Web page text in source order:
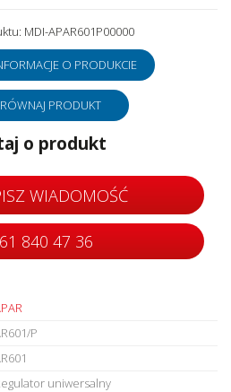
MDI-APAR601P00000
O PRODUKCIE
PRODUKT
o produkt
WIADOMOŚĆ
61 840 47 36
P
uniwersalny